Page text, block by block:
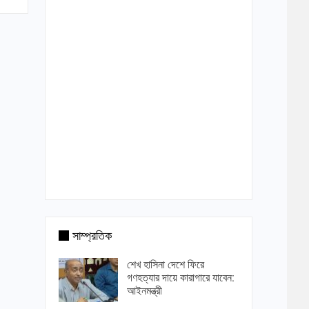
সাম্প্রতিক
শেখ হাসিনা দেশে ফিরে
গণহত্যার দায়ে কারাগারে যাবেন:
আইনমন্ত্রী